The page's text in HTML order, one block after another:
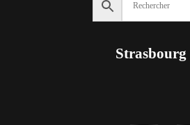
Strasbourg